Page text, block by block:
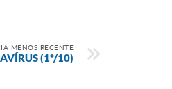
MENOS RECENTE
(1º/10)